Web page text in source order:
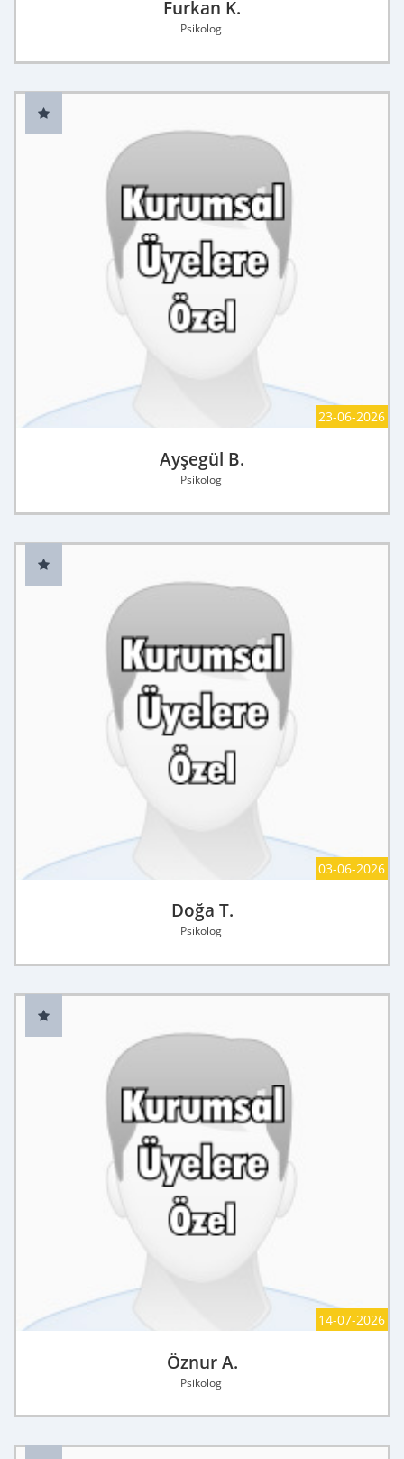
Furkan K.
Psikolog
23-06-2026
Ayşegül B.
Psikolog
03-06-2026
Doğa T.
Psikolog
14-07-2026
Öznur A.
Psikolog